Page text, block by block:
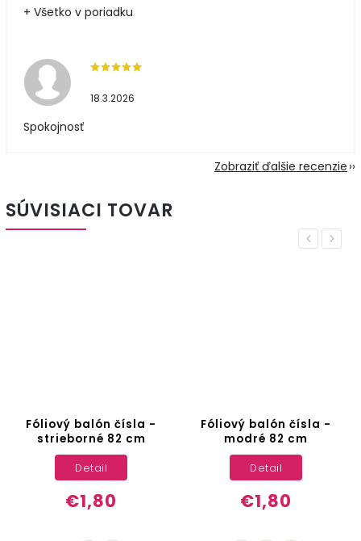
+ Všetko v poriadku
18.3.2026
Spokojnosť
Zobraziť ďalšie recenzie
SÚVISIACI TOVAR
Previous
Fóliový balón čísla -
strieborné 82 cm
€1,80
Detail
Fóliový balón čísla -
modré 82 cm
€1,80
Detail
Next